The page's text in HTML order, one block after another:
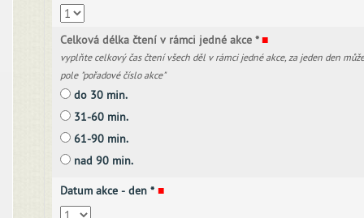
Celková délka čtení v rámci jedné akce *■
vyplňte celkový čas čtení všech děl v rámci jedné akce, za jeden den
pole "pořadové číslo akce"
do 30 min.
31-60 min.
61-90 min.
nad 90 min.
Datum akce - den * ■